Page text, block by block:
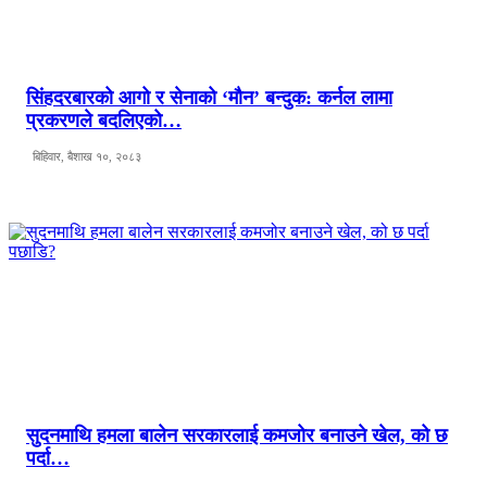
सिंहदरबारको आगो र सेनाको ‘मौन’ बन्दुक: कर्नल लामा
प्रकरणले बदलिएको…
बिहिवार, बैशाख १०, २०८३
सुदनमाथि हमला बालेन सरकारलाई कमजोर बनाउने खेल, को छ
पर्दा…